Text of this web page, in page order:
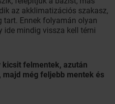
az akklimatizációs szakasz,
tart. Ennek folyamán olyan
ide mindig vissza kell térni
kicsit felmentek, azután
még feljebb mentek és